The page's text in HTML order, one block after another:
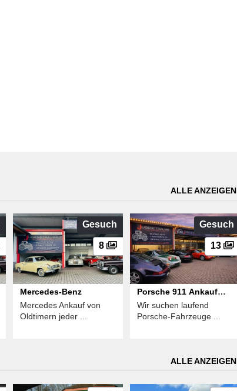
ALLE ANZEIGEN
Gesuch
8
Mercedes-Benz
Mercedes Ankauf von
Oldtimern jeder ...
Gesuch
13
Porsche 911 Ankauf
Suche 964 993 G F
Modell 930 Turbo 997
Wir suchen laufend
Porsche-Fahrzeuge ...
ALLE ANZEIGEN